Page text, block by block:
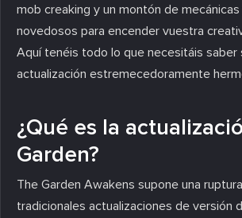
mob creaking y un montón de
novedosos para encender vuestra
Aquí tenéis todo lo que necesitáis saber
actualización estremecedoramente
¿Qué es la
Garden?
The Garden Awakens supone una
tradicionales actualizaciones de versión